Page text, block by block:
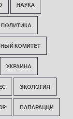
НАУКА
ПОЛИТИКА
КОМИТЕТ
УКРАИНА
ЭКОЛОГИЯ
ПАПАРАЦЦИ